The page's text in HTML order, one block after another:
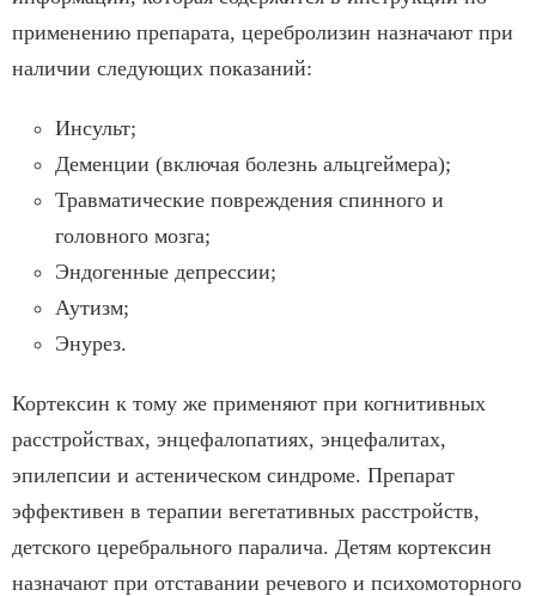
применению препарата, церебролизин назначают при
наличии следующих показаний:
Инсульт;
Деменции (включая болезнь альцгеймера);
Травматические повреждения спинного и
головного мозга;
Эндогенные депрессии;
Аутизм;
Энурез.
Кортексин к тому же применяют при когнитивных
расстройствах, энцефалопатиях, энцефалитах,
эпилепсии и астеническом синдроме. Препарат
эффективен в терапии вегетативных расстройств,
детского церебрального паралича. Детям кортексин
назначают при отставании речевого и психомоторного